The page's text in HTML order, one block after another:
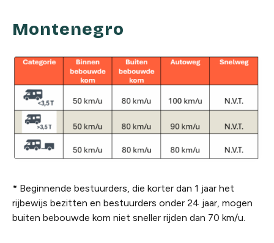
Montenegro
* Beginnende bestuurders, die korter dan 1 jaar het
rijbewijs bezitten en bestuurders onder 24 jaar, mogen
buiten bebouwde kom niet sneller rijden dan 70 km/u.